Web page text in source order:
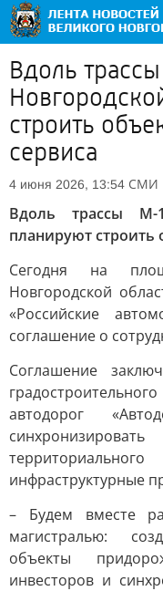
Вдоль
строить
сервиса
4 июня 2026, 13:54 СМИ
Вдоль трассы М-
планируют строить
Сегодня на
Новгородской
«Российские
соглашение о
Соглашение
автодорог
инфраструктурные
– Будем вместе
магистралью:
объекты
инвесторов и